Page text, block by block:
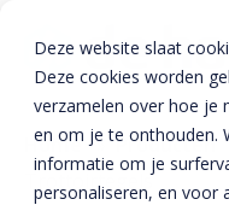
Deze website slaat
Deze cookies worden
verzamelen over hoe je
en om je te onthouden.
informatie om je
personaliseren, en voor
Producten
Home »Producten
Trottoirtegels